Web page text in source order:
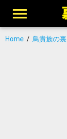
Home/ 鳥貴族の